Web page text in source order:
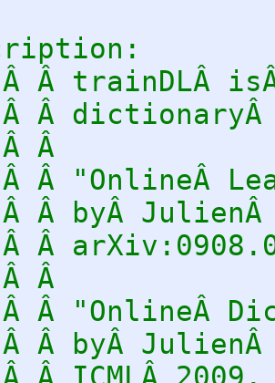
Â Â trainDLÂ
Â
Â
Â "OnlineÂ
Â byÂ JulienÂ
Â
Â
Â "OnlineÂ
Â byÂ JulienÂ
Â ICMLÂ 2009.